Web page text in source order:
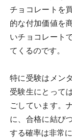
チョコレートを
的な付加価値を
いチョコレート
てくるのです。
特に受験はメン
受験生にとって
ごしています。
に、合格に結び
する確率は非常